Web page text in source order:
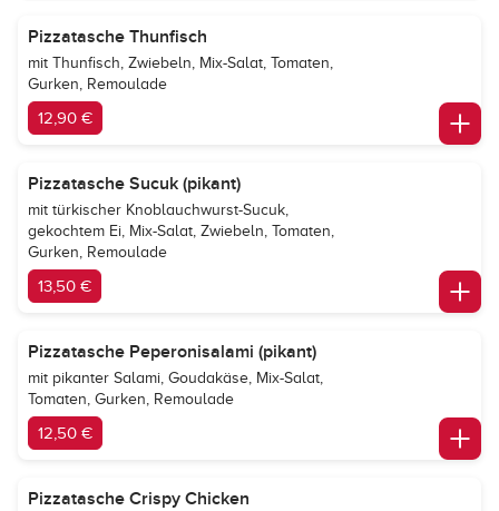
Pizzatasche Thunfisch
mit Thunfisch, Zwiebeln, Mix-Salat, Tomaten,
Gurken, Remoulade
12,90 €
Pizzatasche Sucuk (pikant)
mit türkischer Knoblauchwurst-Sucuk,
gekochtem Ei, Mix-Salat, Zwiebeln, Tomaten,
Gurken, Remoulade
13,50 €
Pizzatasche Peperonisalami (pikant)
mit pikanter Salami, Goudakäse, Mix-Salat,
Tomaten, Gurken, Remoulade
12,50 €
Pizzatasche Crispy Chicken